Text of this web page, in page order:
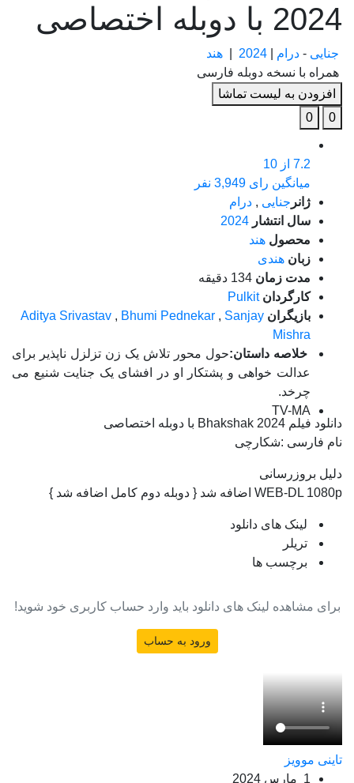
2024 با دوبله اختصاصی
جنایی - درام 2024
هند
همراه با نسخه دوبله فارسی
افزودن به لیست تماشا
0
0
7.2 از 10
میانگین رای 3,949 نفر
ژانر جنایی , درام
سال انتشار 2024
محصول هند
زبان هندی
مدت زمان 134 دقیقه
کارگردانPulkit
بازیگران
Aditya Srivastav , Bhumi Pednekar , Sanjay
Mishra
خلاصه داستان:حول محور تلاش یک زن تزلزل ناپذیر برای
عدالت خواهی و پشتکار او در افشای یک جنایت شنیع می
چرخد.
TV-MA
دانلود فیلم Bhakshak 2024 با دوبله اختصاصی
نام فارسی :شکارچی
دلیل بروزرسانی
WEB-DL 1080p اضافه شد { دوبله دوم کامل اضافه شد }
لینک های دانلود
تریلر
برچسب ها
برای مشاهده لینک های دانلود باید وارد حساب کاربری خود شوید!
ورود به حساب
تاینی موویز
1 مارس 2024